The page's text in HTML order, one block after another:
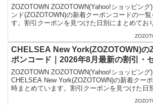
ZOZOTOWN ZOZOTOWN(Yahoo!ショッピン
ンド(ZOZOTOWN)の新着クーポンコードの一
す。割引クーポンを見つけた日別にまとめてお
CHELSEA New York(ZOZOTOWN)の
ポンコード｜2026年8月最新の割引・
ZOZOTOWN ZOZOTOWN(Yahoo!ショッピング
CHELSEA New York(ZOZOTOWN)の新着クー
時まとめています。割引クーポンを見つけた日